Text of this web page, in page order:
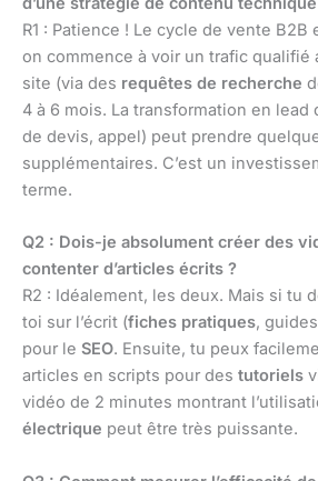
R1 : Patience ! Le cycle de vente B2B
on commence à voir un trafic qualifié
site (via des requêtes de recherche
4 à 6 mois. La transformation en lead
de devis, appel) peut prendre
supplémentaires. C’est un
terme.
Q2 : Dois-je absolument créer des
contenter d’articles écrits ?
R2 : Idéalement, les deux. Mais si tu
toi sur l’écrit (fiches pratiques,
pour le SEO. Ensuite, tu peux
articles en scripts pour des tutoriels
vidéo de 2 minutes montrant
électrique peut être très puissante.